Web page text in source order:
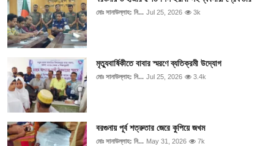
মোঃ সানাউল্লাহ: নি... Jul 25, 2026 3k
মৃত্যুবার্ষিকীতে বাবার স্মরণে ব্যতিক্রমী উদ্যোগ
মোঃ সানাউল্লাহ: নি... Jul 25, 2026 3.4k
বরগুনায় পূর্ব শত্রুতার জেরে কুপিয়ে জখম
মোঃ সানাউল্লাহ: নি... May 31, 2026 7k